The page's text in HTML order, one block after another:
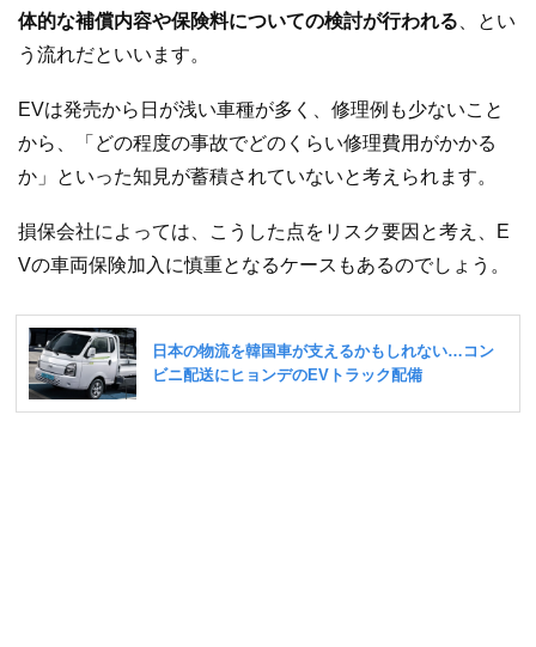
体的な補償内容や保険料についての検討が行われる 、とい
う流れだといいます。
EVは発売から日が浅い車種が多く、修理例も少ないこと
から、「どの程度の事故でどのくらい修理費用がかかる
か」といった知見が蓄積されていないと考えられます。
損保会社によっては、こうした点をリスク要因と考え、E
Vの車両保険加入に慎重となるケースもあるのでしょう。